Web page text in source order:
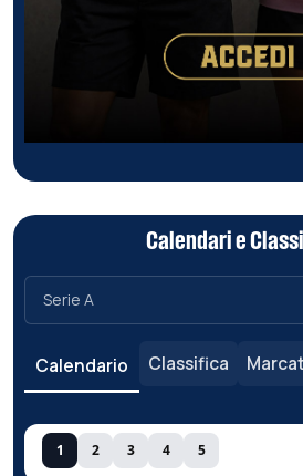
Calendari e
Calendario Classifica
1 2 3 4 5